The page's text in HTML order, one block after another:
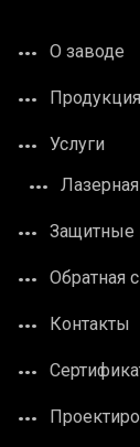
О заводе
Продукция
Услуги
Защитные
Обратная
Контакты